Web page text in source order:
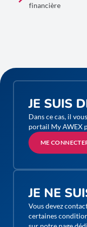
financière
JE SUIS
Dans ce cas, il
portail My AWEX
ME
JE NE
Vous devez
certaines